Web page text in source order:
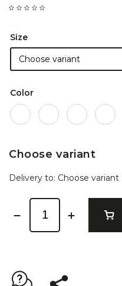
Size
Color
Choose variant
Delivery to: Choose variant